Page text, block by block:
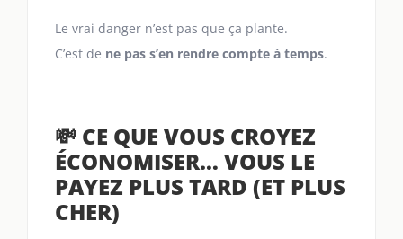
Le vrai danger n’est pas que ça plante.
C’est de ne pas s’en rendre compte à temps.
💸 CE QUE VOUS CROYEZ
ÉCONOMISER… VOUS LE
PAYEZ PLUS TARD (ET PLUS
CHER)